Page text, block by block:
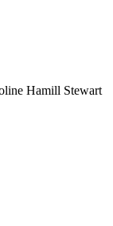
Hamill Stewart